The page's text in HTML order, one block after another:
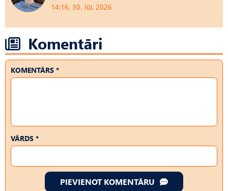
14:16, 30. Jūl, 2026
Komentāri
KOMENTĀRS *
VĀRDS *
PIEVIENOT KOMENTĀRU